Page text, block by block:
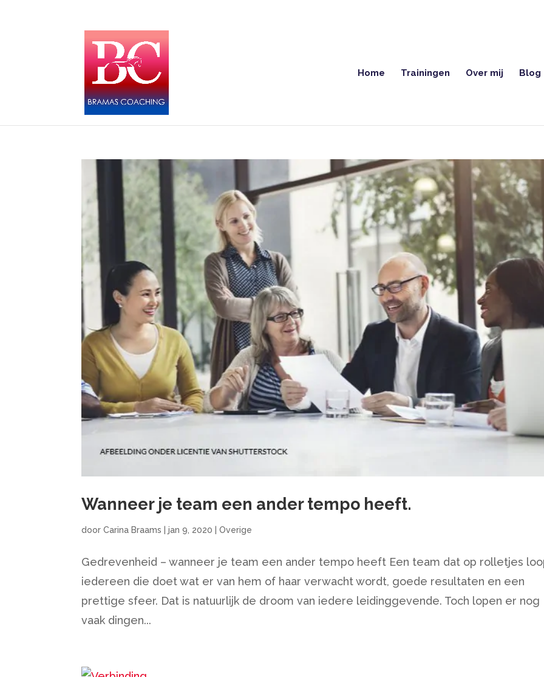
Home Trainingen Over mij Blog
Wanneer je team een ander tempo heeft.
doorCarina Braams |jan 9, 2020 |Overige
Gedrevenheid – wanneer je team een ander tempo heeft Een team dat op rolletjes
iedereen die doet wat er van hem of haar verwacht wordt, goede resultaten en een
prettige sfeer. Dat is natuurlijk de droom van iedere leidinggevende. Toch lopen er nog
vaak dingen...